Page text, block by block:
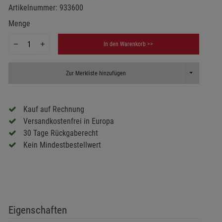
Artikelnummer: 933600
Menge
In den Warenkorb >>
Zur Merkliste hinzufügen Toggle
Kauf auf Rechnung
Versandkostenfrei in Europa
30 Tage Rückgaberecht
Kein Mindestbestellwert
Eigenschaften